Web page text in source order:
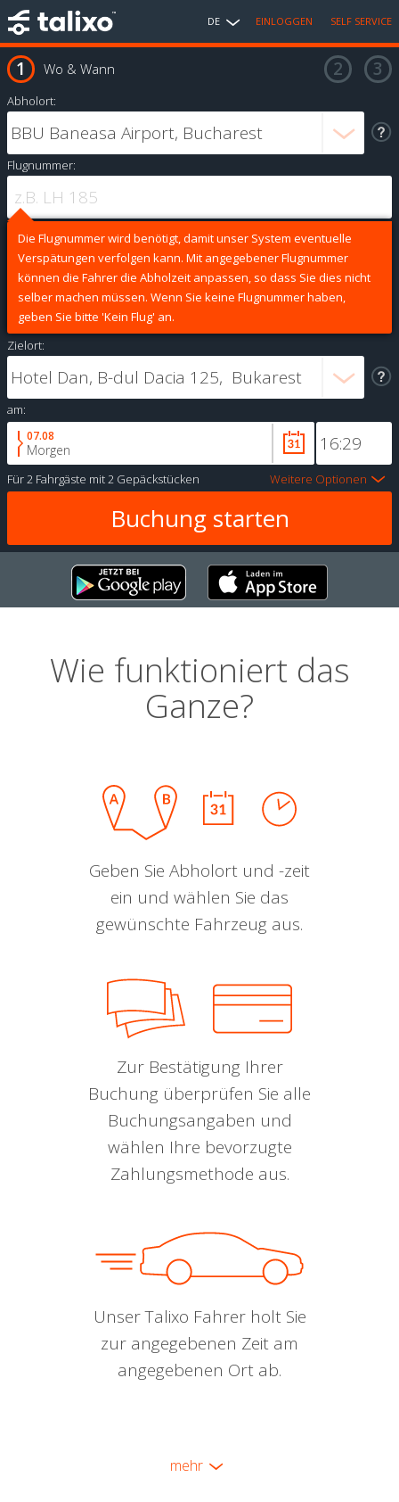
DE EINLOGGEN SELF SERVICE
Wo & Wann
Abholort:
Flugnummer:
Die Flugnummer wird benötigt, damit unser System eventuelle
Verspätungen verfolgen kann. Mit angegebener Flugnummer
können die Fahrer die Abholzeit anpassen, so dass Sie dies nicht
selber machen müssen. Wenn Sie keine Flugnummer haben,
geben Sie bitte 'Kein Flug' an.
Zielort:
am:
07.08
Morgen
Für2 Fahrgäste mit2 Gepäckstücken Weitere Optionen
Wie funktioniert das
Ganze?
Geben Sie Abholort und -zeit
ein und wählen Sie das
gewünschte Fahrzeug aus.
Zur Bestätigung Ihrer
Buchung überprüfen Sie alle
Buchungsangaben und
wählen Ihre bevorzugte
Zahlungsmethode aus.
Unser Talixo Fahrer holt Sie
zur angegebenen Zeit am
angegebenen Ort ab.
mehr